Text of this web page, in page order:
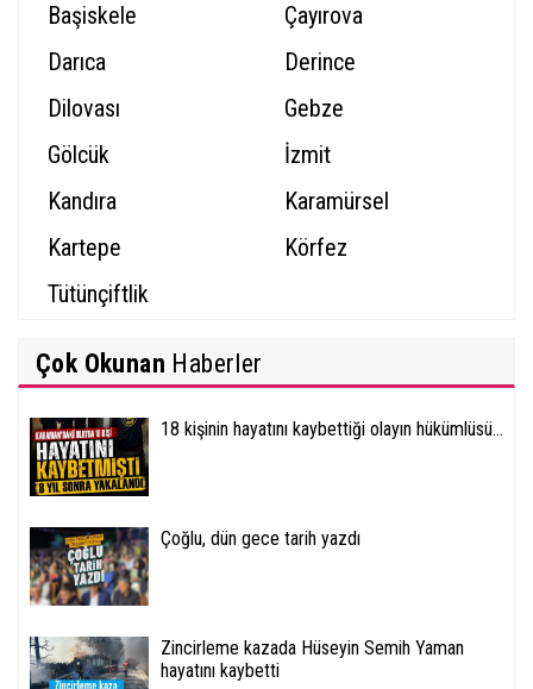
Başiskele
Çayırova
Darıca
Derince
Dilovası
Gebze
Gölcük
İzmit
Kandıra
Karamürsel
Kartepe
Körfez
Tütünçiftlik
Çok Okunan Haberler
18 kişinin hayatını kaybettiği olayın hükümlüsü...
Çoğlu, dün gece tarih yazdı
Zincirleme kazada Hüseyin Semih Yaman
hayatını kaybetti